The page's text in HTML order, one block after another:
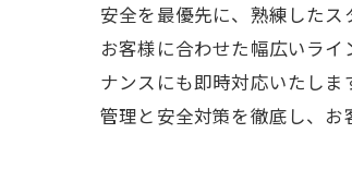
安全を最優先に、熟練したス
お客様に合わせた幅広いラ
ナンスにも即時対応いたし
管理と安全対策を徹底し、お